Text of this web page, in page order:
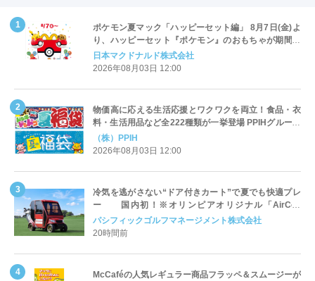
ポケモン夏マック「ハッピーセット編」 8月7日(金)よ
り、ハッピーセット『ポケモン』のおもちゃが期間限
定登場
日本マクドナルド株式会社
2026年08月03日 12:00
物価高に応える生活応援とワクワクを両立！食品・衣
料・生活用品など全222種類が一挙登場 PPIHグループ
「夏福袋」＆セール 8月6日(木)より順次スタート
（株）PPIH
2026年08月03日 12:00
冷気を逃がさない“ドア付きカート”で夏でも快適プレ
ー 国内初！※オリンピアオリジナル「AirCon
Cart（エアコンカート）」導入 | ＰＧＭ
パシフィックゴルフマネージメント株式会社
20時間前
McCaféの人気レギュラー商品フラッペ＆スムージーが